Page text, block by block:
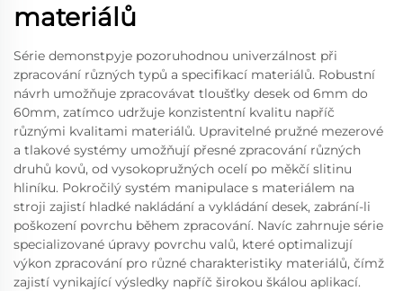
materiálů
Série demonstруje pozoruhodnou univerzálnost při
zpracování různých typů a specifikací materiálů. Robustní
návrh umožňuje zpracovávat tloušťky desek od 6mm do
60mm, zatímco udržuje konzistentní kvalitu napříč
různými kvalitami materiálů. Upravitelné pružné mezerové
a tlakové systémy umožňují přesné zpracování různých
druhů kovů, od vysokopružných ocelí po měkčí slitinu
hliníku. Pokročilý systém manipulace s materiálem na
stroji zajistí hladké nakládání a vykládání desek, zabrání-li
poškození povrchu během zpracování. Navíc zahrnuje série
specializované úpravy povrchu valů, které optimalizují
výkon zpracování pro různé charakteristiky materiálů, čímž
zajistí vynikající výsledky napříč širokou škálou aplikací.